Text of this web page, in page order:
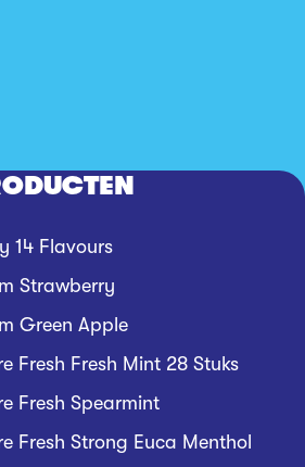
14 Flavours
Strawberry
Green Apple
Fresh Fresh Mint 28 Stuks
Fresh Spearmint
Fresh Strong Euca Menthol